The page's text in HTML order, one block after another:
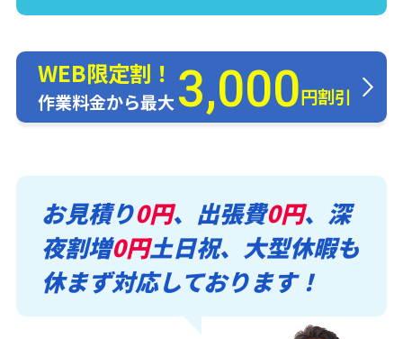
WEB限定割！
作業料金から最大3,000円割引
お見積り0円、出張費0円、深
夜割増0円土日祝、大型休暇も
休まず対応しております！